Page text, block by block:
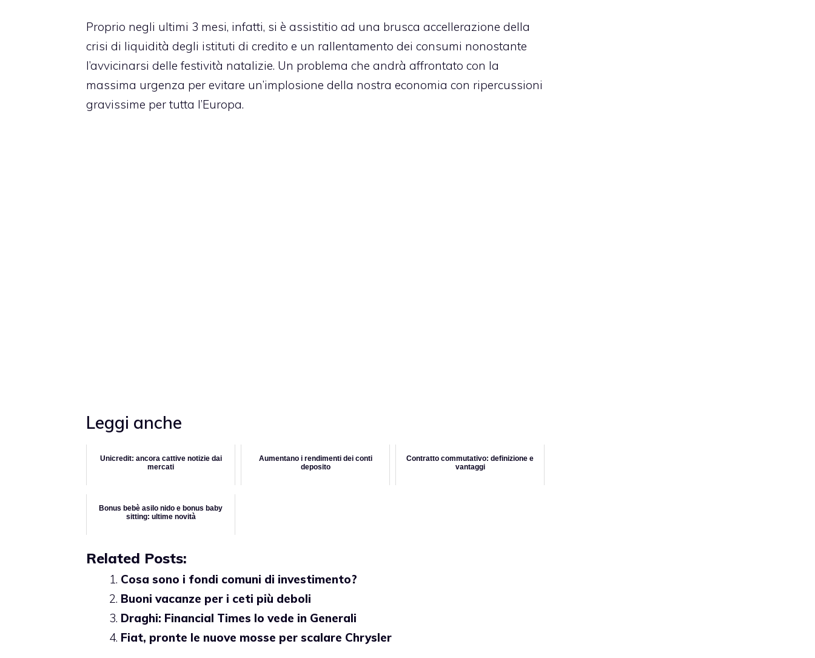
Proprio negli ultimi 3 mesi, infatti, si è assistitio ad una brusca accellerazione della
crisi di liquidità degli istituti di credito e un rallentamento dei consumi nonostante
l’avvicinarsi delle festività natalizie. Un problema che andrà affrontato con la
massima urgenza per evitare un’implosione della nostra economia con ripercussioni
gravissime per tutta l’Europa.
Leggi anche
Unicredit: ancora cattive notizie dai
mercati
Aumentano i rendimenti dei conti
deposito
Contratto commutativo: definizione e
vantaggi
Bonus bebè asilo nido e bonus baby
sitting: ultime novità
Related Posts:
Cosa sono i fondi comuni di investimento?
Buoni vacanze per i ceti più deboli
Draghi: Financial Times lo vede in Generali
Fiat, pronte le nuove mosse per scalare Chrysler